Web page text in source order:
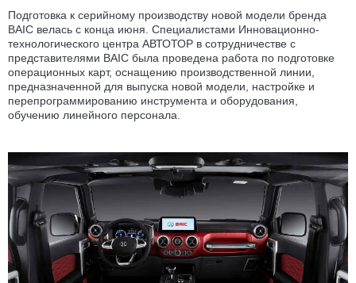
Подготовка к серийному производству новой модели бренда
BAIC велась с конца июня. Специалистами Инновационно-
технологического центра АВТОТОР в сотрудничестве с
представителями BAIC была проведена работа по подготовке
операционных карт, оснащению производственной линии,
предназначенной для выпуска новой модели, настройке и
перепрограммированию инструмента и оборудования,
обучению линейного персонала.